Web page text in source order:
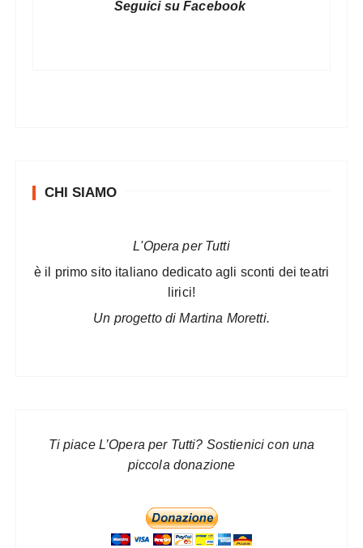
Seguici su Facebook
CHI SIAMO
L'Opera per Tutti
è il primo sito italiano dedicato agli sconti dei teatri
lirici!
Un progetto di Martina Moretti.
Ti piace L’Opera per Tutti? Sostienici con una
piccola donazione